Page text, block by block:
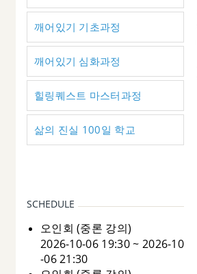
깨어있기 기초과정
깨어있기 심화과정
힐링퀘스트 마스터과정
삶의 진실 100일 학교
SCHEDULE
오인회 (중론 강의)
2026-10-06 19:30 ~ 2026-10
-06 21:30